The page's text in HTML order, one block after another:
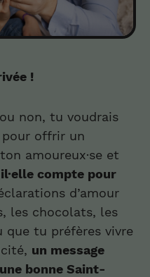
!
non, tu voudrais
pour offrir un
amoureux·se et
compte pour
d’amour
les chocolats, les
que tu préfères vivre
un message
bonne Saint-